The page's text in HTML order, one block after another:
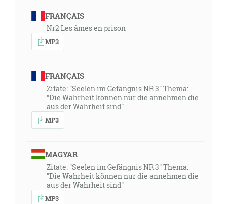
FRANÇAIS
Nr2 Les âmes en prison
MP3
FRANÇAIS
Zitate: "Seelen im Gefängnis NR 3" Thema:
"Die Wahrheit können nur die annehmen die
aus der Wahrheit sind"
MP3
MAGYAR
Zitate: "Seelen im Gefängnis NR 3" Thema:
"Die Wahrheit können nur die annehmen die
aus der Wahrheit sind"
MP3